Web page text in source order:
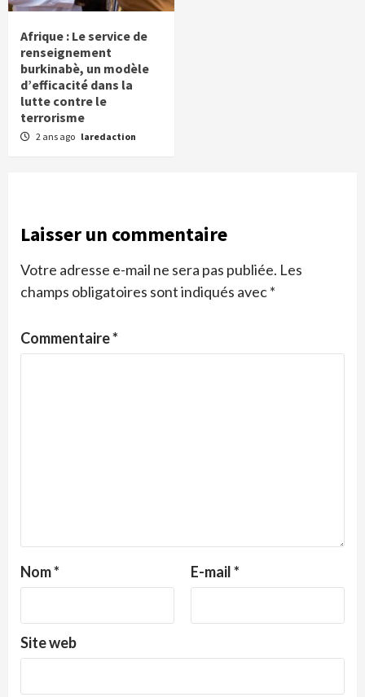
Afrique : Le service de
renseignement
burkinabè, un modèle
d’efficacité dans la
lutte contre le
terrorisme
2 ans ago laredaction
Laisser un commentaire
Votre adresse e-mail ne sera pas publiée. Les
champs obligatoires sont indiqués avec*
Commentaire*
Nom* E-mail*
Site web